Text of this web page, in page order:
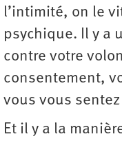
l’intimité, on le
psychique. Il y a
contre votre
consentement,
vous vous
Et il y a la